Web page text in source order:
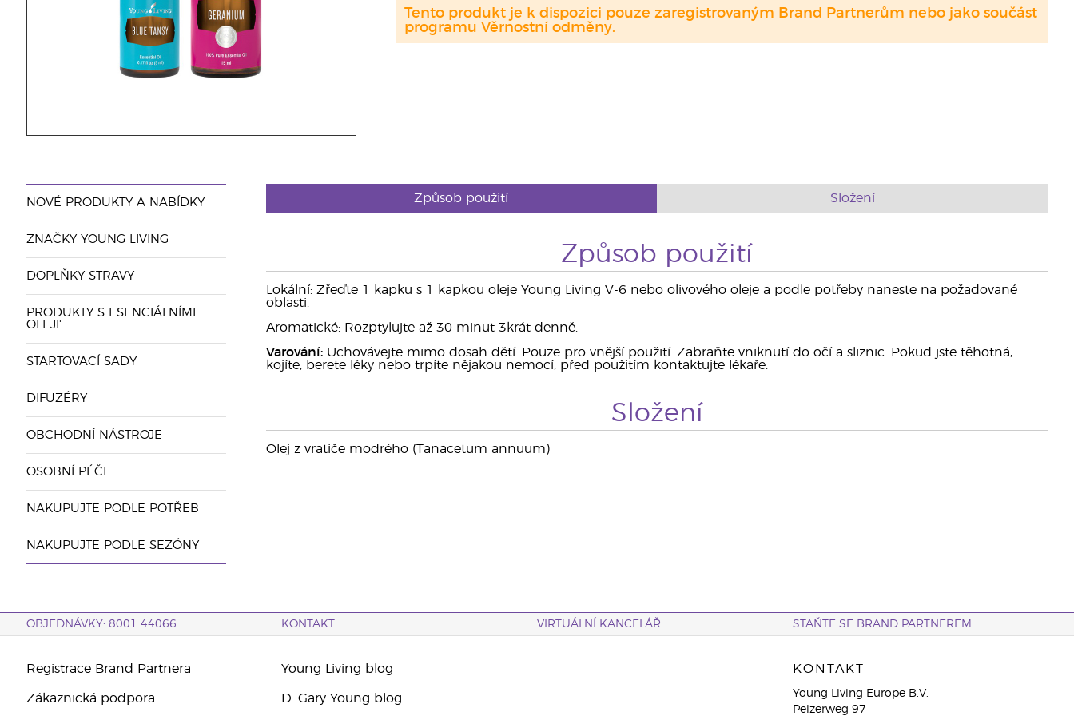
Tento produkt je k dispozici pouze zaregistrovaným Brand Partnerům nebo jako součást
programu Věrnostní odměny.
NOVÉ PRODUKTY A NABÍDKY
ZNAČKY YOUNG LIVING
DOPLŇKY STRAVY
PRODUKTY S ESENCIÁLNÍMI
OLEJI'
STARTOVACÍ SADY
DIFUZÉRY
OBCHODNÍ NÁSTROJE
OSOBNÍ PÉČE
NAKUPUJTE PODLE POTŘEB
NAKUPUJTE PODLE SEZÓNY
Způsob použití Složení
Způsob použití
Lokální: Zřeďte 1 kapku s 1 kapkou oleje Young Living V-6 nebo olivového oleje a podle potřeby naneste na požadované
oblasti.
Aromatické: Rozptylujte až 30 minut 3krát denně.
Varování:Uchovávejte mimo dosah dětí. Pouze pro vnější použití. Zabraňte vniknutí do očí a sliznic. Pokud jste těhotná,
kojíte, berete léky nebo trpíte nějakou nemocí, před použitím kontaktujte lékaře.
Složení
Olej z vratiče modrého (Tanacetum annuum)
OBJEDNÁVKY: 8001 44066 KONTAKT VIRTUÁLNÍ KANCELÁŘ STAŇTE SE BRAND PARTNEREM
Registrace Brand Partnera
Zákaznická podpora
Young Living blog
D. Gary Young blog
KONTAKT
Young Living Europe B.V.
Peizerweg 97